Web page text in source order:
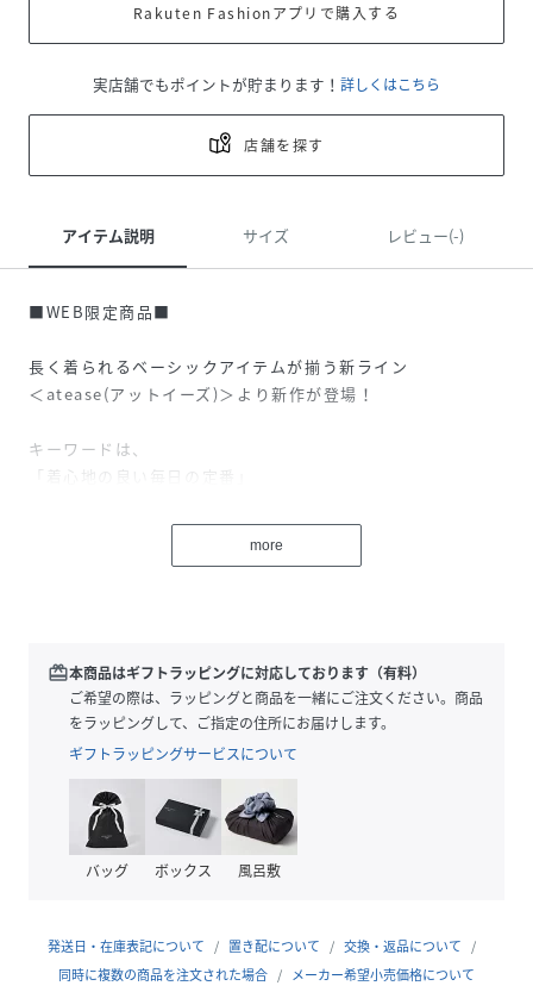
Rakuten Fashionアプリで購入する
実店舗でもポイントが貯まります！ 詳しくはこちら
店舗を探す
アイテム説明 サイズ レビュー(-)
■WEB限定商品■
長く着られるベーシックアイテムが揃う新ライン
＜atease(アットイーズ)＞より新作が登場！
キーワードは、
「着心地の良い毎日の定番」
日常に溶け込む、毎日着たくなるデイリーウェアをテーマ
に、気軽にファッションを楽しみたい大人のためのラインナ
ふんわり丸みを帯びたカーブシルエットがポイントの一着。
大人っぽく上品に着用いただけるよう、シルエットにこだわ
ってお作りしました。
ウエストはゴム仕様でイージーなはき心地に◎
内ひもがついており、お好みのサイズ感に調整可能なのも嬉
しいポイントです。
カジュアルスタイルのメインアイテムとして是非手に入れて
いただきたいアイテムです！
ナチュラルな表情のある素材感。
さらりとしたタッチで軽やかに着用いただけるのも嬉しいポ
more
redeem本商品はギフトラッピングに対応しております（有料）
ご希望の際は、ラッピングと商品を一緒にご注文ください。商品
をラッピングして、ご指定の住所にお届けします。
ギフトラッピングサービスについて
バッグ ボックス 風呂敷
発送日・在庫表記について 置き配について
交換・返品について
同時に複数の商品を注文された場合
メーカー希望小売価格について